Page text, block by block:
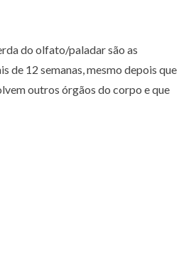
do olfato/paladar são as
de 12 semanas, mesmo depois que
outros órgãos do corpo e que